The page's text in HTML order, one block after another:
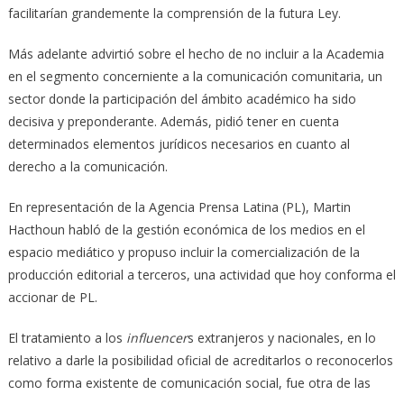
facilitarían grandemente la comprensión de la futura Ley.
Más adelante advirtió sobre el hecho de no incluir a la Academia
en el segmento concerniente a la comunicación comunitaria, un
sector donde la participación del ámbito académico ha sido
decisiva y preponderante. Además, pidió tener en cuenta
determinados elementos jurídicos necesarios en cuanto al
derecho a la comunicación.
En representación de la Agencia Prensa Latina (PL), Martin
Hacthoun habló de la gestión económica de los medios en el
espacio mediático y propuso incluir la comercialización de la
producción editorial a terceros, una actividad que hoy conforma el
accionar de PL.
El tratamiento a los influencers extranjeros y nacionales, en lo
relativo a darle la posibilidad oficial de acreditarlos o reconocerlos
como forma existente de comunicación social, fue otra de las